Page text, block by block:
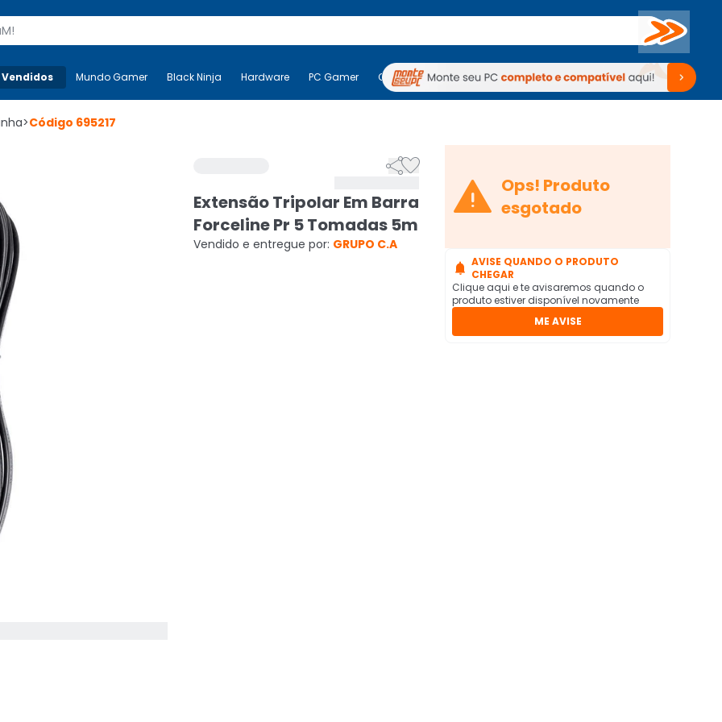
Buscar
Mais-v- Mundo Gamer Black Ninja Hardware PC Gamer Computadores Periféricos TV Venda no KaBuM!
Mundo Gamer Black Ninja Hardware PC Gamer Computadores Periféricos TV Venda no KaBuM!
>Código 695217

Extensão Tripolar Em Barra
Forceline Pr 5 Tomadas 5m
Vendido e entregue por: GRUPO C.A
 Ops! Produto
esgotado
 AVISE QUANDO O PRODUTO
CHEGAR
Clique aqui e te avisaremos quando o
produto estiver disponível novamente
ME AVISE